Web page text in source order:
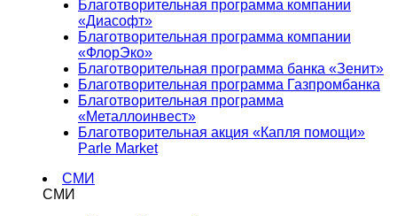
Благотворительная программа компании
«Диасофт»
Благотворительная программа компании
«ФлорЭко»
Благотворительная программа банка «Зенит»
Благотворительная программа Газпромбанка
Благотворительная программа
«Металлоинвест»
Благотворительная акция «Капля помощи»
Parle Market
СМИ
СМИ